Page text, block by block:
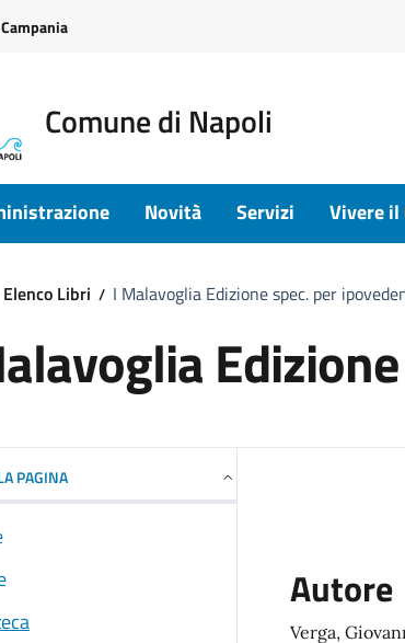
Comune di Napoli
Novità Servizi Vivere il
Elenco Libri I Malavoglia Edizione spec. per
PAGINA
Autore
Verga,